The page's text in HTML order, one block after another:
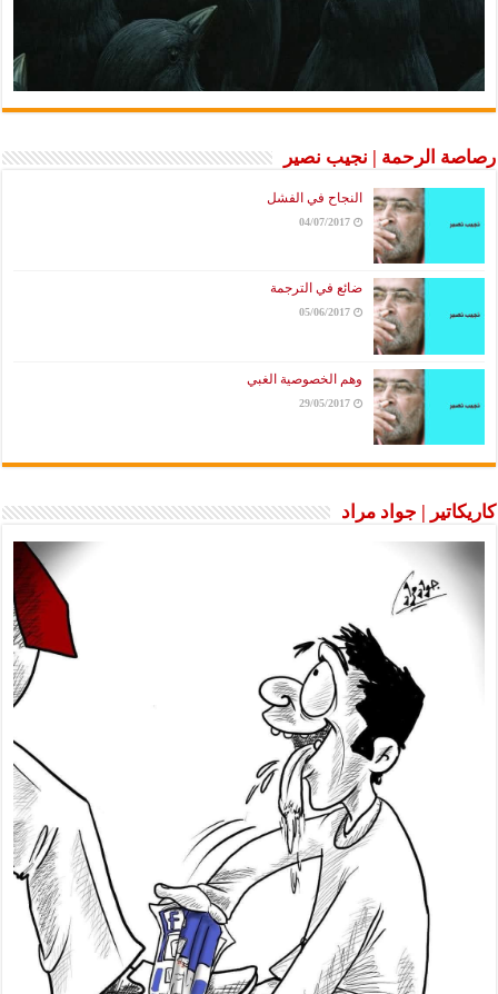
رصاصة الرحمة | نجيب نصير
النجاح في الفشل
04/07/2017
ضائع في الترجمة
05/06/2017
وهم الخصوصية الغبي
29/05/2017
كاريكاتير | جواد مراد